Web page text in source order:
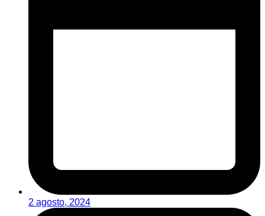
2 agosto, 2024